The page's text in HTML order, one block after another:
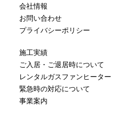
会社情報
お問い合わせ
プライバシーポリシー
事業案内
施工実績
ご入居・ご退居時について
レンタルガスファンヒーター
緊急時の対応について